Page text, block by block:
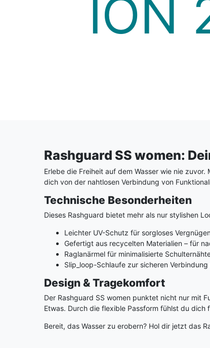
Rashguard SS women:
Erlebe die Freiheit auf dem Wasser wie nie
dich von der nahtlosen Verbindung von
Technische Besonderheiten
Dieses Rashguard bietet mehr als nur stylishen
Leichter UV-Schutz für sorgloses
Gefertigt aus recycelten Materialien – für
Raglanärmel für minimalisierte
Slip_loop-Schlaufe zur sicheren
Design & Tragekomfort
Der Rashguard SS women punktet nicht nur mit
Etwas. Durch die flexible Passform fühlst du
Bereit, das Wasser zu erobern? Hol dir jetzt das